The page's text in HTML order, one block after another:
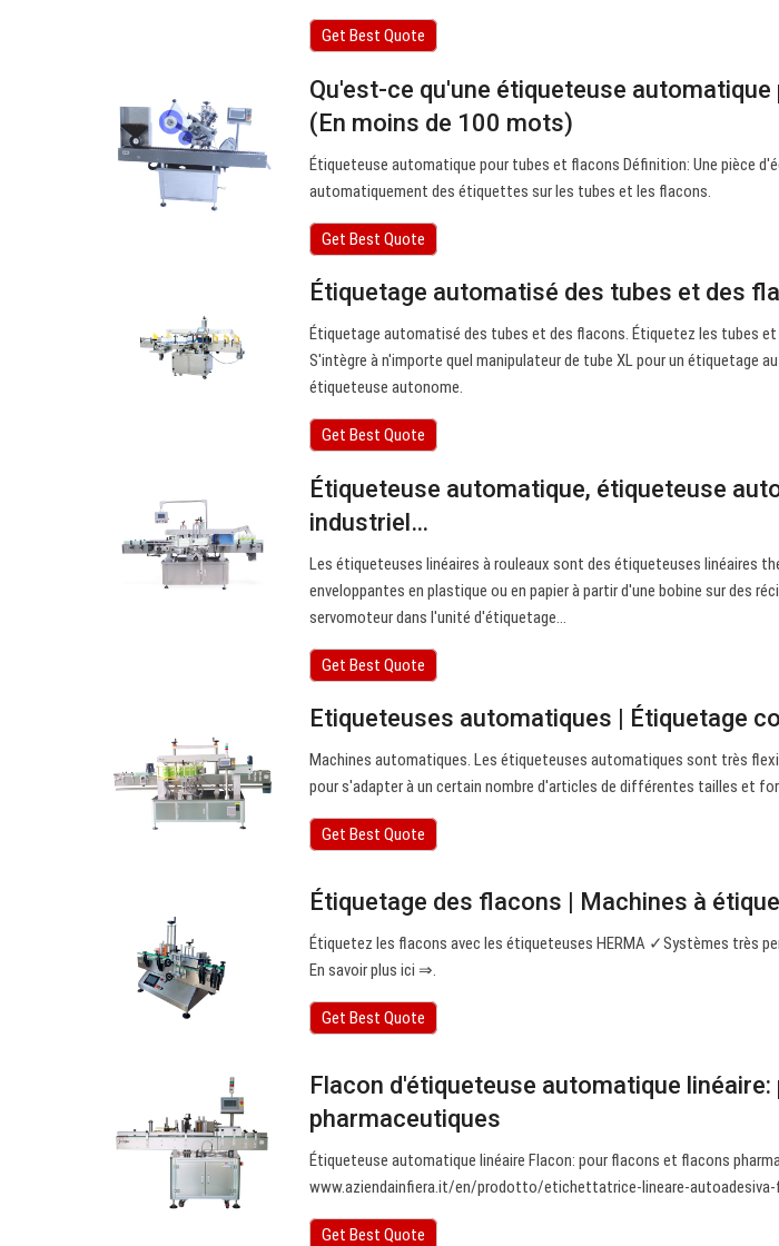
Get Best Quote
Qu'est-ce qu'une étiqueteuse
(En moins de 100 mots)
Étiqueteuse automatique pour tubes et flacons Définition: Une pièce
automatiquement des étiquettes sur les tubes et les flacons.
Get Best Quote
Étiquetage automatisé des tubes et des
Étiquetage automatisé des tubes et des flacons. Étiquetez les tubes
S'intègre à n'importe quel manipulateur de tube XL pour un étiquetage
étiqueteuse autonome.
Get Best Quote
Étiqueteuse automatique, étiqueteuse
industriel…
Les étiqueteuses linéaires à rouleaux sont des étiqueteuses linéaires
enveloppantes en plastique ou en papier à partir d'une bobine sur des
servomoteur dans l'unité d'étiquetage…
Get Best Quote
Etiqueteuses automatiques | Étiquetage
Machines automatiques. Les étiqueteuses automatiques sont très
pour s'adapter à un certain nombre d'articles de différentes tailles et
Get Best Quote
Étiquetage des flacons | Machines à
Étiquetez les flacons avec les étiqueteuses HERMA ✓Systèmes très
En savoir plus ici ⇒.
Get Best Quote
Flacon d'étiqueteuse automatique
pharmaceutiques
Étiqueteuse automatique linéaire Flacon: pour flacons et flacons
www.aziendainfiera.it/en/prodotto/etichettatrice-lineare-autoadesiva-
Get Best Quote